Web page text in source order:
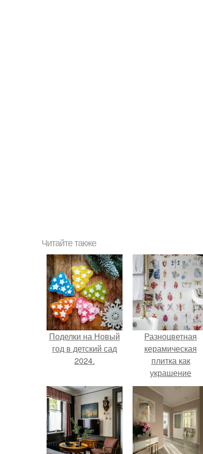
Читайте также
Поделки на Новый
год в детский сад
2024.
Разноцветная
керамическая
плитка как
украшение
интерьера.